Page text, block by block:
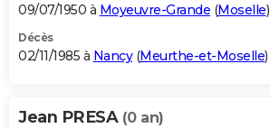
09/07/1950 à Moyeuvre-Grande (Moselle)
Décès
02/11/1985 à Nancy(Meurthe-et-Moselle)
Jean PRESA (0 an)